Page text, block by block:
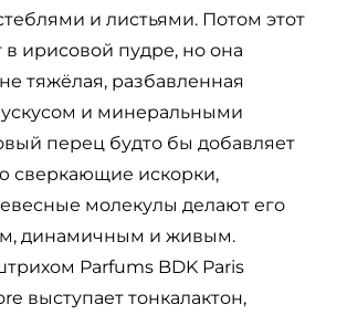
и листьями. Потом этот
в ирисовой пудре, но она
тяжёлая, разбавленная
и минеральными
перец будто бы добавляет
сверкающие искорки,
молекулы делают его
динамичным и живым.
Parfums BDK Paris
выступает тонкалактон,